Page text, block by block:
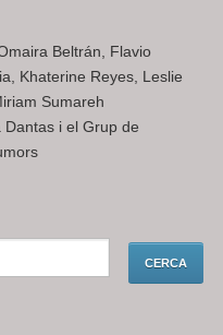
Beltrán, Flavio
Khaterine Reyes, Leslie
Sumareh
Dantas i el Grup de